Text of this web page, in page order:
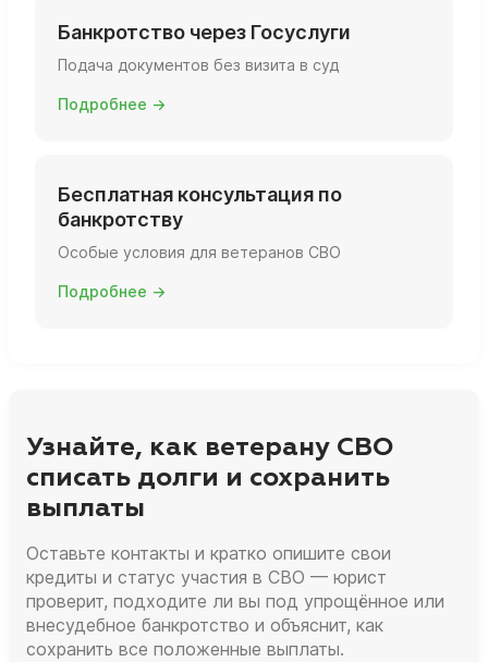
Банкротство через Госуслуги
Подача документов без визита в суд
Подробнее →
Бесплатная консультация по
банкротству
Особые условия для ветеранов СВО
Подробнее →
Узнайте, как ветерану СВО
списать долги и сохранить
выплаты
Оставьте контакты и кратко опишите свои
кредиты и статус участия в СВО — юрист
проверит, подходите ли вы под упрощённое или
внесудебное банкротство и объяснит, как
сохранить все положенные выплаты.